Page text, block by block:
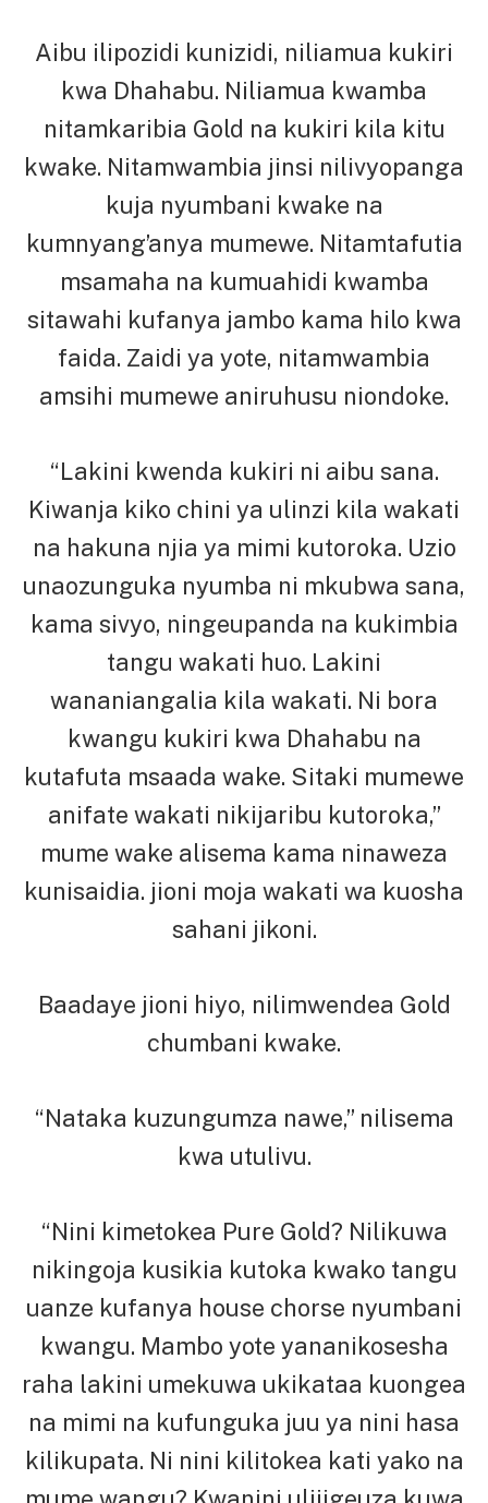
Aibu ilipozidi kunizidi, niliamua kukiri
kwa Dhahabu. Niliamua kwamba
nitamkaribia Gold na kukiri kila kitu
kwake. Nitamwambia jinsi nilivyopanga
kuja nyumbani kwake na
kumnyang’anya mumewe. Nitamtafutia
msamaha na kumuahidi kwamba
sitawahi kufanya jambo kama hilo kwa
faida. Zaidi ya yote, nitamwambia
amsihi mumewe aniruhusu niondoke.
“Lakini kwenda kukiri ni aibu sana.
Kiwanja kiko chini ya ulinzi kila wakati
na hakuna njia ya mimi kutoroka. Uzio
unaozunguka nyumba ni mkubwa sana,
kama sivyo, ningeupanda na kukimbia
tangu wakati huo. Lakini
wananiangalia kila wakati. Ni bora
kwangu kukiri kwa Dhahabu na
kutafuta msaada wake. Sitaki mumewe
anifate wakati nikijaribu kutoroka,”
mume wake alisema kama ninaweza
kunisaidia. jioni moja wakati wa kuosha
sahani jikoni.
Baadaye jioni hiyo, nilimwendea Gold
chumbani kwake.
“Nataka kuzungumza nawe,” nilisema
kwa utulivu.
“Nini kimetokea Pure Gold? Nilikuwa
nikingoja kusikia kutoka kwako tangu
uanze kufanya house chorse nyumbani
kwangu. Mambo yote yananikosesha
raha lakini umekuwa ukikataa kuongea
na mimi na kufunguka juu ya nini hasa
kilikupata. Ni nini kilitokea kati yako na